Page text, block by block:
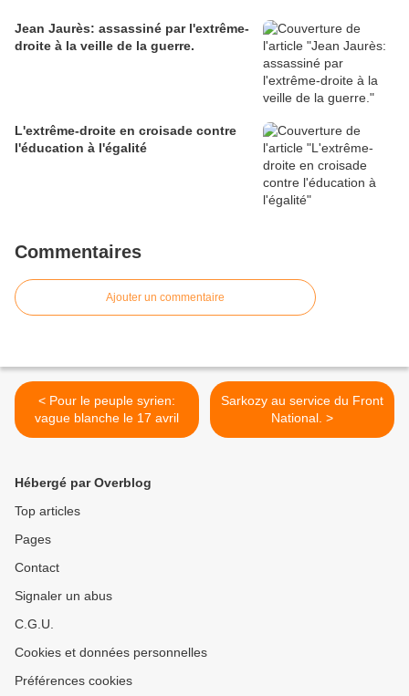
Jean Jaurès: assassiné par l'extrême-
droite à la veille de la guerre.
L'extrême-droite en croisade contre
l'éducation à l'égalité
Commentaires
Ajouter un commentaire
< Pour le peuple syrien:
vague blanche le 17 avril
Sarkozy au service du Front
National. >
Hébergé par Overblog
Top articles
Pages
Contact
Signaler un abus
C.G.U.
Cookies et données personnelles
Préférences cookies